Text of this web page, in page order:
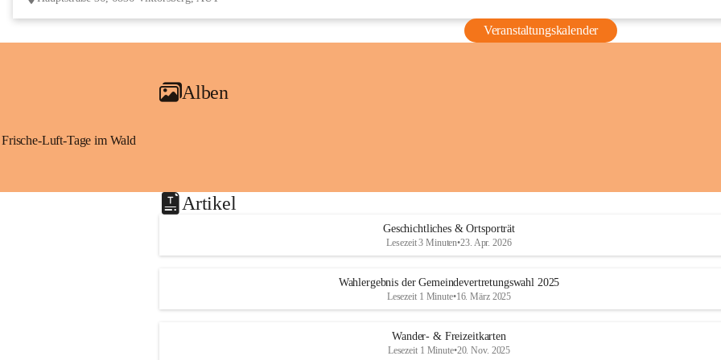
Veranstaltungskalender
Alben
Frische-Luft-Tage im Wald
Artikel
Geschichtliches & Ortsporträt
Lesezeit 3 Minuten•23. Apr. 2026
Wahlergebnis der Gemeindevertretungswahl 2025
Lesezeit 1 Minute•16. März 2025
Wander- & Freizeitkarten
Lesezeit 1 Minute•20. Nov. 2025